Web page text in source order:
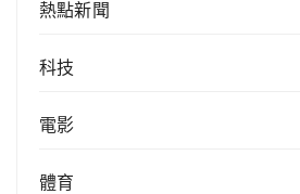
熱點新聞
科技
電影
體育